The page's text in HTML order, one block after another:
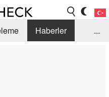
Haberler
...